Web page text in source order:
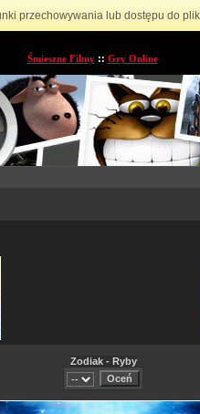
przechowywania lub dostępu do
Śmieszne Filmy:: Gry Online
Zodiak - Ryby